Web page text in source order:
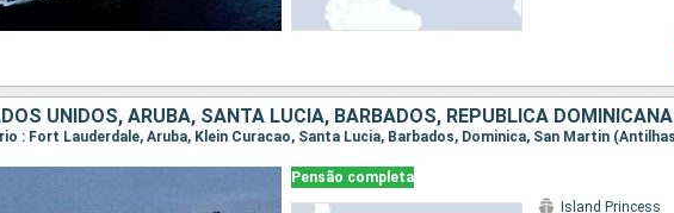
UNIDOS, ARUBA, SANTA LUCIA, BARBADOS, REPUBLICA DOMINICANA
Pensão completa
Island Princess